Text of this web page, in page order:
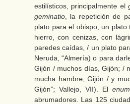
estilísticos, principalmente el
geminatio , la repetición de
plato para el obispo, un
hierro, con cenizas, con
paredes caídas, / un plato
Neruda, “Almería) o para
Gijón / muchos días, Gijón; /
mucha hambre, Gijón / y
Gijón”; Vallejo, VII). El
abrumadores. Las 125